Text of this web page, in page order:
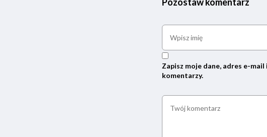
Zapisz moje dane, adres e-
komentarzy.